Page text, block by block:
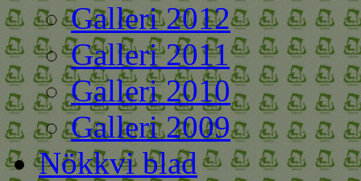
Galleri 2012
Galleri 2011
Galleri 2010
Galleri 2009
Nökkvi blad